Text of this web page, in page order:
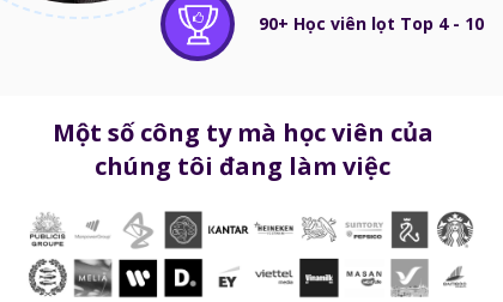
90+ Học viên lọt Top 4 - 10
Một số công ty mà học viên của
chúng tôi đang làm việc